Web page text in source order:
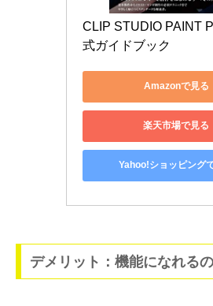
CLIP STUDIO PAINT
式ガイドブック
Amazonで見る
楽天市場で見る
Yahoo!ショッピング
デメリット：機能になれる